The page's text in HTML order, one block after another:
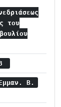
του
Β.